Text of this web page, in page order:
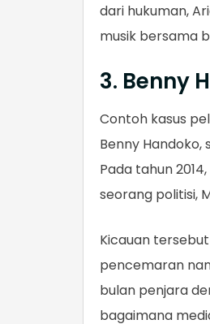
dari hukuman,
musik bersama
3. Benny
Contoh kasus
Benny Handoko,
Pada tahun
seorang politisi,
Kicauan
pencemaran
bulan penjara
bagaimana